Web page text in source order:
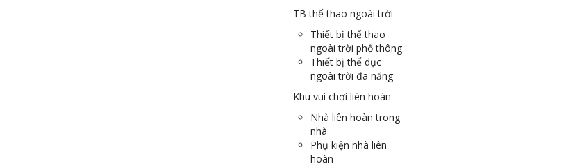
TB thể thao ngoài trời
Thiết bị thể thao
ngoài trời phổ thông
Thiết bị thể dục
ngoài trời đa năng
Khu vui chơi liên hoàn
Nhà liên hoàn trong
nhà
Phụ kiện nhà liên
hoàn